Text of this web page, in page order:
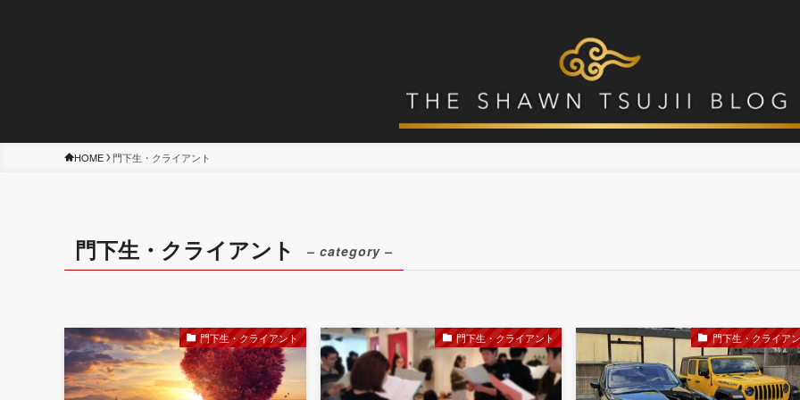
HOME 門下生・クライアント
門下生・クライアント – category –
門下生・クライアント 門下生・クライアント 門下生・クライア